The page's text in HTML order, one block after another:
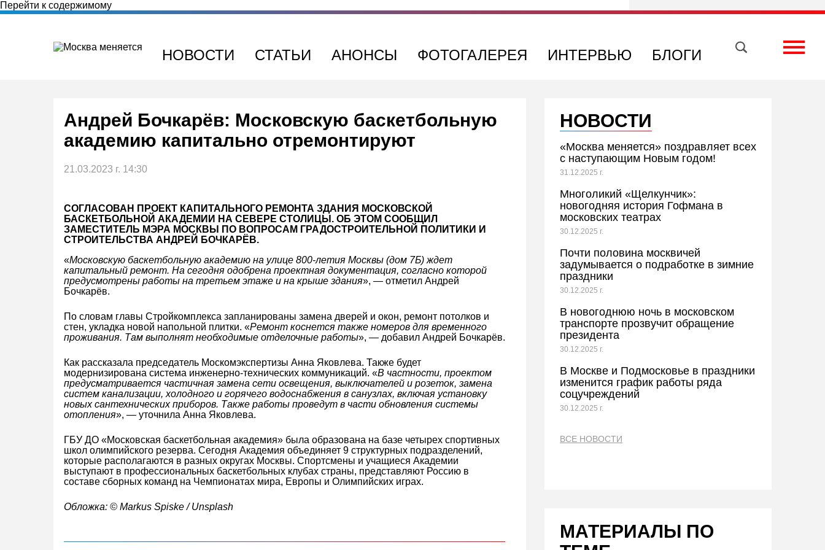
Перейти к содержимому
НОВОСТИ СТАТЬИ АНОНСЫ ФОТОГАЛЕРЕЯ ИНТЕРВЬЮ БЛОГИ
ВконтактеТелеграм
Андрей Бочкарёв: Московскую баскетбольную
академию капитально отремонтируют
21.03.2023 г. 14:30
СОГЛАСОВАН ПРОЕКТ КАПИТАЛЬНОГО РЕМОНТА ЗДАНИЯ МОСКОВСКОЙ
БАСКЕТБОЛЬНОЙ АКАДЕМИИ НА СЕВЕРЕ СТОЛИЦЫ. ОБ ЭТОМ СООБЩИЛ
ЗАМЕСТИТЕЛЬ МЭРА МОСКВЫ ПО ВОПРОСАМ ГРАДОСТРОИТЕЛЬНОЙ ПОЛИТИКИ И
СТРОИТЕЛЬСТВА АНДРЕЙ БОЧКАРЁВ.
«Московскую баскетбольную академию на улице 800-летия Москвы (дом 7Б) ждет
капитальный ремонт. На сегодня одобрена проектная документация, согласно которой
предусмотрены работы на третьем этаже и на крыше здания», — отметил Андрей
Бочкарёв.
По словам главы Стройкомплекса запланированы замена дверей и окон, ремонт потолков и
стен, укладка новой напольной плитки. «Ремонт коснется также номеров для временного
проживания. Там выполнят необходимые отделочные работы», — добавил Андрей Бочкарёв.
Как рассказала председатель Москомэкспертизы Анна Яковлева. Также будет
модернизирована система инженерно-технических коммуникаций. «В частности, проектом
предусматривается частичная замена сети освещения, выключателей и розеток, замена
систем канализации, холодного и горячего водоснабжения в санузлах, включая установку
новых сантехнических приборов. Также работы проведут в части обновления системы
отопления», — уточнила Анна Яковлева.
ГБУ ДО «Московская баскетбольная академия» была образована на базе четырех спортивных
школ олимпийского резерва. Сегодня Академия объединяет 9 структурных подразделений,
которые располагаются в разных округах Москвы. Спортсмены и учащиеся Академии
выступают в профессиональных баскетбольных клубах страны, представляют Россию в
составе сборных команд на Чемпионатах мира, Европы и Олимпийских играх.
Обложка: © Markus Spiske / Unsplash
НОВОСТИ
«Москва меняется» поздравляет всех
с наступающим Новым годом!
31.12.2025 г.
Многоликий «Щелкунчик»:
новогодняя история Гофмана в
московских театрах
30.12.2025 г.
Почти половина москвичей
задумывается о подработке в зимние
праздники
30.12.2025 г.
В новогоднюю ночь в московском
транспорте прозвучит обращение
президента
30.12.2025 г.
В Москве и Подмосковье в праздники
изменится график работы ряда
соцучреждений
30.12.2025 г.
ВСЕ НОВОСТИ
МАТЕРИАЛЫ ПО